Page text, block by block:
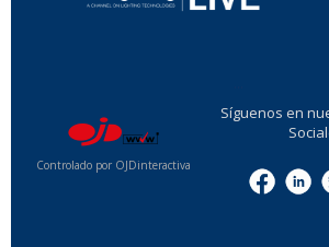
Controlado por OJDinteractiva
Síguenos en